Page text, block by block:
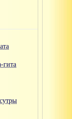
гита